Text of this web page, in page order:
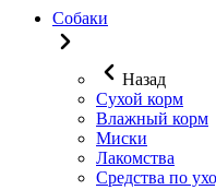
Собаки
Назад
Сухой корм
Влажный корм
Миски
Лакомства
Средства по